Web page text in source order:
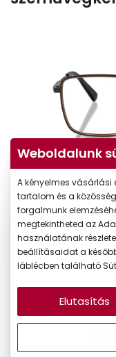
Weboldalunk
A kényelmes vásárlási
tartalom és a
forgalmunk
megtekintheted az
használatának
beállításaidat a
láblécben található
Elutasítás